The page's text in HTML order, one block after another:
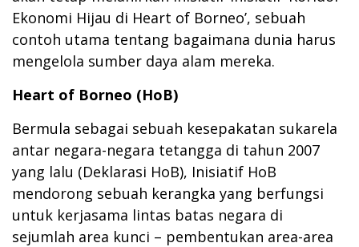
Ekonomi Hijau di Heart of Borneo’, sebuah
contoh utama tentang bagaimana dunia harus
mengelola sumber daya alam mereka.
Heart of Borneo (HoB)
Bermula sebagai sebuah kesepakatan sukarela
antar negara-negara tetangga di tahun 2007
yang lalu (Deklarasi HoB), Inisiatif HoB
mendorong sebuah kerangka yang berfungsi
untuk kerjasama lintas batas negara di
sejumlah area kunci – pembentukan area-area